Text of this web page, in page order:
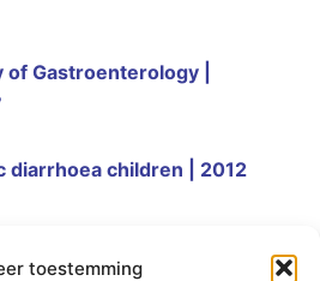
toestemming
of Gastroenterology |
diarrhoea children | 2012